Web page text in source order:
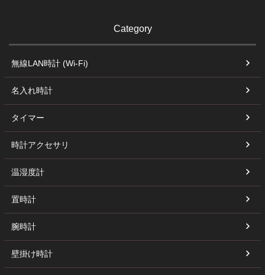
Category
無線LAN時計 (Wi-Fi)
名入れ時計
タイマー
時計アクセサリ
温湿度計
置時計
腕時計
壁掛け時計